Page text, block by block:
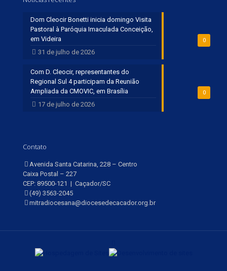
0
Dom Cleocir Bonetti inicia domingo Visita
Pastoral à Paróquia Imaculada Conceição,
em Videira
31 de julho de 2026
0
Com D. Cleocir, representantes do
Regional Sul 4 participam da Reunião
Ampliada da CMOVIC, em Brasília
17 de julho de 2026
Contato
Avenida Santa Catarina, 228 – Centro
Caixa Postal – 227
CEP: 89500-121 | Caçador/SC
(49) 3563-2045
mitradiocesana@diocesedecacador.org.br